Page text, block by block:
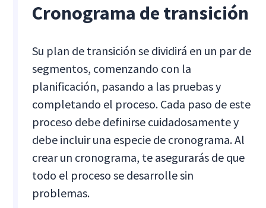
Cronograma de transición
Su plan de transición se dividirá en un par de
segmentos, comenzando con la
planificación, pasando a las pruebas y
completando el proceso. Cada paso de este
proceso debe definirse cuidadosamente y
debe incluir una especie de cronograma. Al
crear un cronograma, te asegurarás de que
todo el proceso se desarrolle sin
problemas.